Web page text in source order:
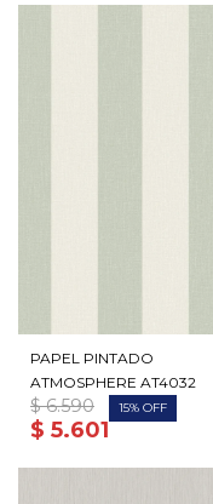
PAPEL PINTADO
ATMOSPHERE AT4032
$ 5.601
$ 6.590 15